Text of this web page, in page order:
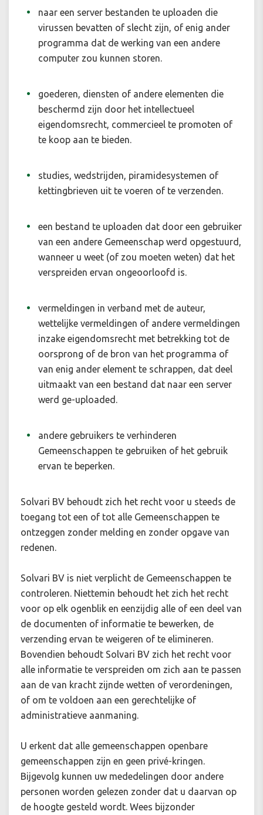
naar een server bestanden te uploaden die
virussen bevatten of slecht zijn, of enig ander
programma dat de werking van een andere
computer zou kunnen storen.
goederen, diensten of andere elementen die
beschermd zijn door het intellectueel
eigendomsrecht, commercieel te promoten of
te koop aan te bieden.
studies, wedstrijden, piramidesystemen of
kettingbrieven uit te voeren of te verzenden.
een bestand te uploaden dat door een gebruiker
van een andere Gemeenschap werd opgestuurd,
wanneer u weet (of zou moeten weten) dat het
verspreiden ervan ongeoorloofd is.
vermeldingen in verband met de auteur,
wettelijke vermeldingen of andere vermeldingen
inzake eigendomsrecht met betrekking tot de
oorsprong of de bron van het programma of
van enig ander element te schrappen, dat deel
uitmaakt van een bestand dat naar een server
werd ge-uploaded.
andere gebruikers te verhinderen
Gemeenschappen te gebruiken of het gebruik
ervan te beperken.
Solvari BV behoudt zich het recht voor u steeds de
toegang tot een of tot alle Gemeenschappen te
ontzeggen zonder melding en zonder opgave van
redenen.
Solvari BV is niet verplicht de Gemeenschappen te
controleren. Niettemin behoudt het zich het recht
voor op elk ogenblik en eenzijdig alle of een deel van
de documenten of informatie te bewerken, de
verzending ervan te weigeren of te elimineren.
Bovendien behoudt Solvari BV zich het recht voor
alle informatie te verspreiden om zich aan te passen
aan de van kracht zijnde wetten of verordeningen,
of om te voldoen aan een gerechtelijke of
administratieve aanmaning.
U erkent dat alle gemeenschappen openbare
gemeenschappen zijn en geen privé-kringen.
Bijgevolg kunnen uw mededelingen door andere
personen worden gelezen zonder dat u daarvan op
de hoogte gesteld wordt. Wees bijzonder